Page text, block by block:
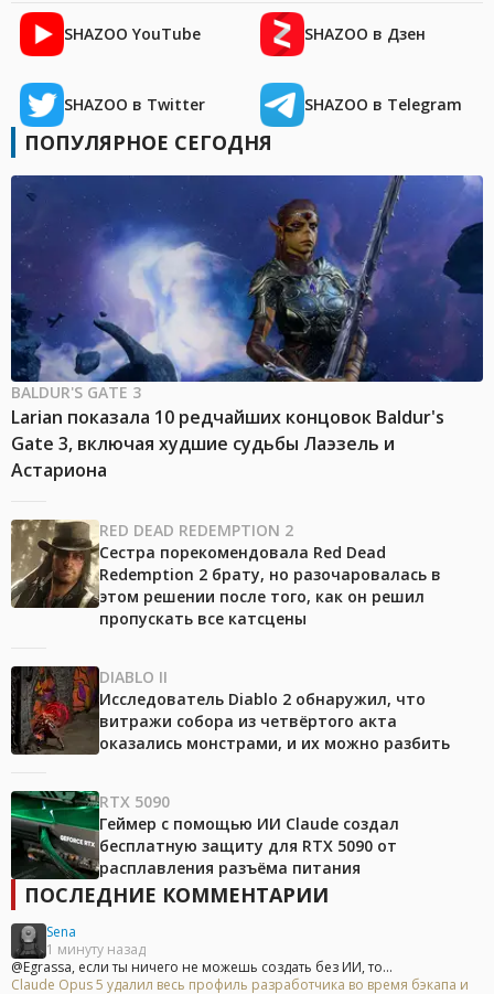
SHAZOO YouTube SHAZOO в Дзен
SHAZOO в Twitter SHAZOO в Telegram
ПОПУЛЯРНОЕ СЕГОДНЯ
BALDUR'S GATE 3
Larian показала 10 редчайших концовок Baldur's
Gate 3, включая худшие судьбы Лаэзель и
Астариона
RED DEAD REDEMPTION 2
Сестра порекомендовала Red Dead
Redemption 2 брату, но разочаровалась в
этом решении после того, как он решил
пропускать все катсцены
DIABLO II
Исследователь Diablo 2 обнаружил, что
витражи собора из четвёртого акта
оказались монстрами, и их можно разбить
RTX 5090
Геймер с помощью ИИ Claude создал
бесплатную защиту для RTX 5090 от
расплавления разъёма питания
ПОСЛЕДНИЕ КОММЕНТАРИИ
Sena
1 минуту назад
@Egrassa, если ты ничего не можешь создать без ИИ, то...
Claude Opus 5 удалил весь профиль разработчика во время бэкапа и